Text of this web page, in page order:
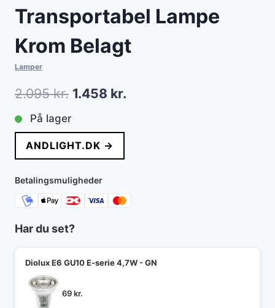
Transportabel Lampe
Krom Belagt
Lamper
2.095kr. Den
pris
var:
2.095 kr..
1.458 kr.
På lager
ANDLIGHT.DK →
Betalingsmuligheder
Har du set?
Diolux E6 GU10 E-serie 4,7W - GN
69kr.